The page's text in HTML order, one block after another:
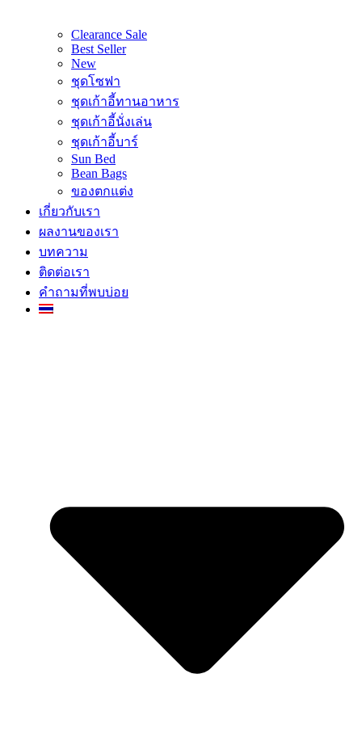
Clearance Sale
Best Seller
New
ชุดโซฟา
ชุดเก้าอี้ทานอาหาร
ชุดเก้าอี้นั่งเล่น
ชุดเก้าอี้บาร์
Sun Bed
Bean Bags
ของตกแต่ง
เกี่ยวกับเรา
ผลงานของเรา
บทความ
ติดต่อเรา
คำถามที่พบบ่อย